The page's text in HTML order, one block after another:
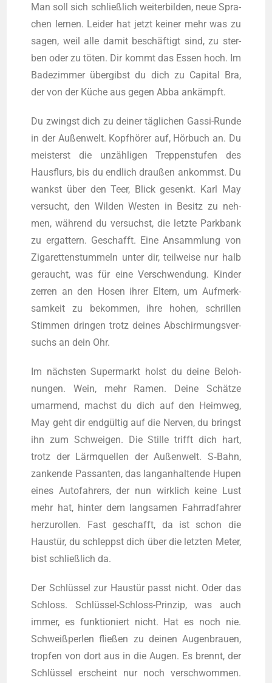
Man soll sich schließ­lich wei­ter­bil­den, neue Spra­
chen ler­nen. Lei­der hat jetzt kei­ner mehr was zu
sagen, weil alle damit beschäf­tigt sind, zu ster­
ben oder zu töten. Dir kommt das Essen hoch. Im
Bade­zim­mer über­gibst du dich zu Capi­tal Bra,
der von der Küche aus gegen Abba ankämpft.
Du zwingst dich zu dei­ner täg­li­chen Gas­si-Run­de
in der Außen­welt. Kopf­hö­rer auf, Hör­buch an. Du
meis­terst die unzäh­li­gen Trep­pen­stu­fen des
Haus­flurs, bis du end­lich drau­ßen ankommst. Du
wankst über den Teer, Blick gesenkt. Karl May
ver­sucht, den Wil­den Wes­ten in Besitz zu neh­
men, wäh­rend du ver­suchst, die letz­te Park­bank
zu ergat­tern. Geschafft. Eine Ansamm­lung von
Ziga­ret­ten­stum­meln unter dir, teil­wei­se nur halb
geraucht, was für eine Ver­schwen­dung. Kin­der
zer­ren an den Hosen ihrer Eltern, um Auf­merk­
sam­keit zu bekom­men, ihre hohen, schril­len
Stim­men drin­gen trotz dei­nes Abschir­mungs­ver­
suchs an dein Ohr.
Im nächs­ten Super­markt holst du dei­ne Beloh­
nun­gen. Wein, mehr Ramen. Dei­ne Schät­ze
umar­mend, machst du dich auf den Heim­weg,
May geht dir end­gül­tig auf die Ner­ven, du bringst
ihn zum Schwei­gen. Die Stil­le trifft dich hart,
trotz der Lärm­quel­len der Außen­welt. S‑Bahn,
zan­ken­de Pas­san­ten, das lang­an­hal­ten­de Hupen
eines Auto­fah­rers, der nun wirk­lich kei­ne Lust
mehr hat, hin­ter dem lang­sa­men Fahr­rad­fah­rer
her­zu­rol­len. Fast geschafft, da ist schon die
Haus­tür, du schleppst dich über die letz­ten Meter,
bist schließ­lich da.
Der Schlüs­sel zur Haus­tür passt nicht. Oder das
Schloss. Schlüs­sel-Schloss-Prin­zip, was auch
immer, es funk­tio­niert nicht. Hat es noch nie.
Schweiß­per­len flie­ßen zu dei­nen Augen­brau­en,
trop­fen von dort aus in die Augen. Es brennt, der
Schlüs­sel erscheint nur noch ver­schwom­men.